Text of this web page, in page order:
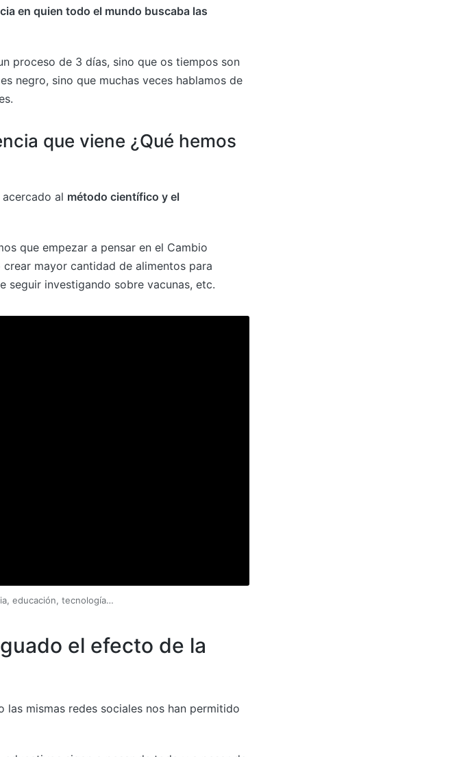
en quien todo el mundo buscaba las
proceso de 3 días, sino que os tiempos son
negro, sino que muchas veces hablamos de
que viene ¿Qué hemos
al método científico y el
que empezar a pensar en el Cambio
mayor cantidad de alimentos para
seguir investigando sobre vacunas, etc.
educación, tecnología…
el efecto de la
las mismas redes sociales nos han permitido